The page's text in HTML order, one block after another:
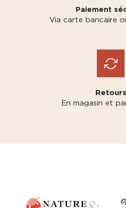
Paiement
Via carte bancaire
Retours
En magasin et